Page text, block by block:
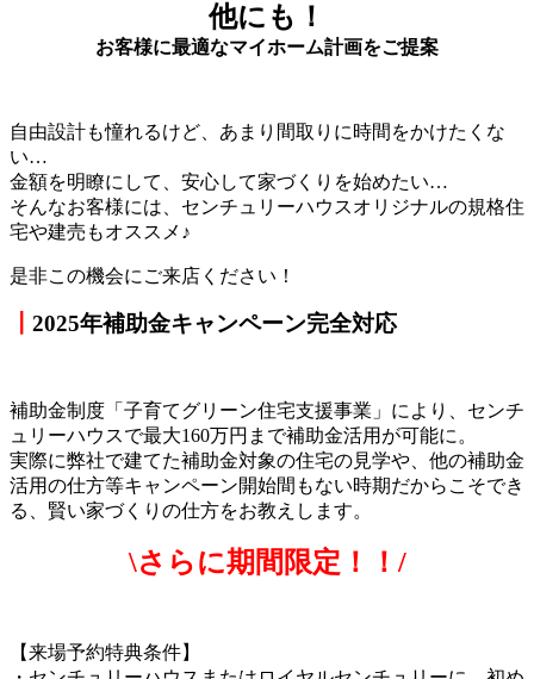
他にも！
お客様に最適なマイホーム計画をご提案
自由設計も憧れるけど、あまり間取りに時間をかけたくな
い…
金額を明瞭にして、安心して家づくりを始めたい…
そんなお客様には、センチュリーハウスオリジナルの規格住
宅や建売もオススメ♪
是非この機会にご来店ください！
2025年補助金キャンペーン完全対応
補助金制度「子育てグリーン住宅支援事業」により、センチ
ュリーハウスで最大160万円まで補助金活用が可能に。
実際に弊社で建てた補助金対象の住宅の見学や、他の補助金
活用の仕方等キャンペーン開始間もない時期だからこそでき
る、賢い家づくりの仕方をお教えします。
\さらに期間限定！！/
【来場予約特典条件】